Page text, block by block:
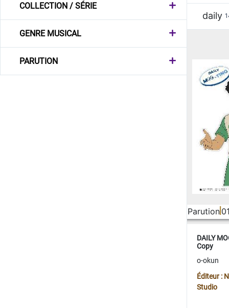
COLLECTION / SÉRIE
GENRE MUSICAL
PARUTION
daily
Parution
DAILY
Copy
o-okun
Éditeur :
Studio